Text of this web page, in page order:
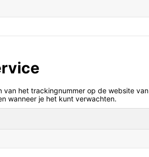
het trackingnummer op de website van
wanneer je het kunt verwachten.